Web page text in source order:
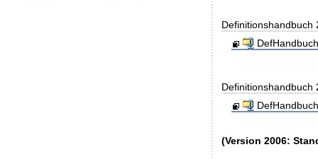
Definitionshandbuch
Definitionshandbuch
(Version 2006: